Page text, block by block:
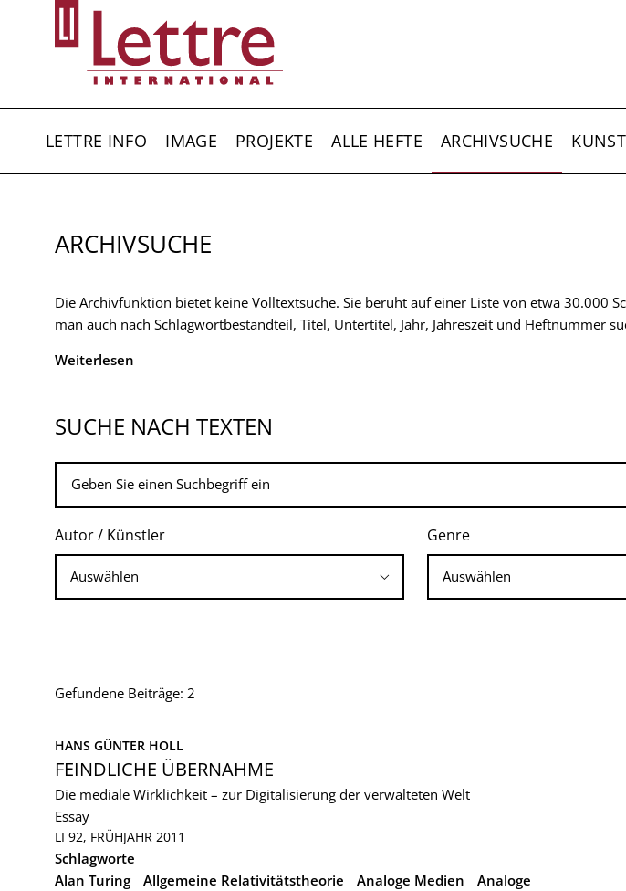
LETTRE INFO IMAGE PROJEKTE ALLE HEFTE ARCHIVSUCHE KUNST
ARCHIVSUCHE
Die Archivfunktion bietet keine Volltextsuche. Sie beruht auf einer Liste von etwa 30.000
man auch nach Schlagwortbestandteil, Titel, Untertitel, Jahr, Jahreszeit und Heftnummer
Weiterlesen
SUCHE NACH TEXTEN
Autor / Künstler Genre
Gefundene Beiträge: 2
HANS GÜNTER HOLL
FEINDLICHE ÜBERNAHME
Die mediale Wirklichkeit – zur Digitalisierung der verwalteten Welt
Essay
LI 92, FRÜHJAHR 2011
Schlagworte
Alan Turing
Allgemeine Relativitätstheorie Analoge Medien
Analoge